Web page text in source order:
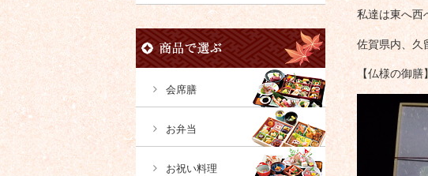
私達は東へ
佐賀県内、久
【仏様の御
会席膳
お弁当
お祝い料理